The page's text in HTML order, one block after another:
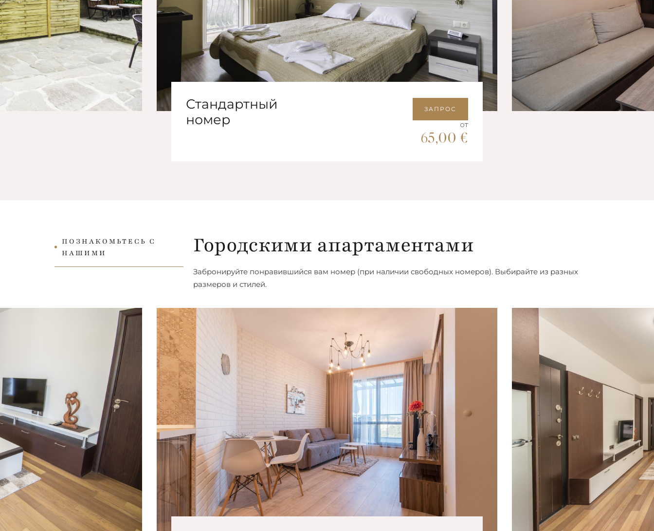
ЗАПРОС
Стандартный
номер
ЗАПРОС
от
65,00 €
Апартамент с
ПОЗНАКОМЬТЕСЬ С
НАШИМИ
Городскими апартаментами
Забронируйте понравившийся вам номер (при наличии свободных номеров). Выбирайте из разных
размеров и стилей.